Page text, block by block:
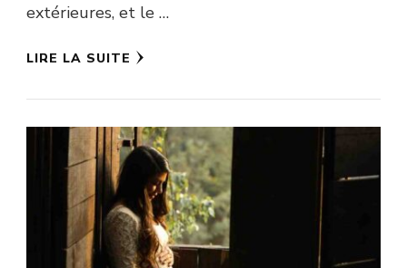
extérieures, et le …
LIRE LA SUITE